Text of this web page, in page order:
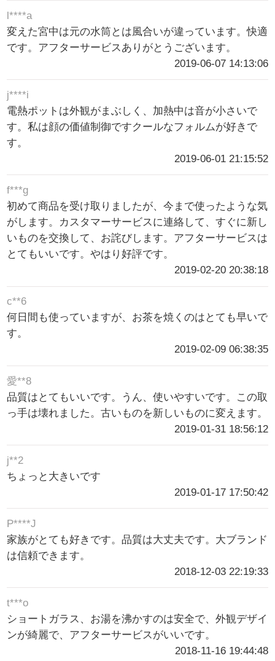
l****a
変えた宮中は元の水筒とは風合いが違っています。快適
です。アフターサービスありがとうございます。
2019-06-07 14:13:06
j****i
電熱ポットは外観がまぶしく、加熱中は音が小さいで
す。私は顔の価値制御ですクールなフォルムが好きで
す。
2019-06-01 21:15:52
f***g
初めて商品を受け取りましたが、今まで使ったような気
がします。カスタマーサービスに連絡して、すぐに新し
いものを交換して、お詫びします。アフターサービスは
とてもいいです。やはり好評です。
2019-02-20 20:38:18
c**6
何日間も使っていますが、お茶を焼くのはとても早いで
す。
2019-02-09 06:38:35
愛**8
品質はとてもいいです。うん、使いやすいです。この取
っ手は壊れました。古いものを新しいものに変えます。
2019-01-31 18:56:12
j**2
ちょっと大きいです
2019-01-17 17:50:42
P****J
家族がとても好きです。品質は大丈夫です。大ブランド
は信頼できます。
2018-12-03 22:19:33
t***o
ショートガラス、お湯を沸かすのは安全で、外観デザイ
ンが綺麗で、アフターサービスがいいです。
2018-11-16 19:44:48